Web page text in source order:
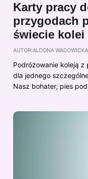
Karty pracy
przygodach
świecie kolei
AUTOR:ALDONA WADOWICKA
Podróżowanie koleją z
dla jednego
Nasz bohater, pies